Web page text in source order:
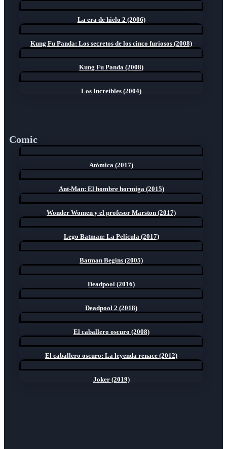
La era de hielo 2 (2006)
Kung Fu Panda: Los secretos de los cinco furiosos (2008)
Kung Fu Panda (2008)
Los Increíbles (2004)
Comic
Atómica (2017)
Ant-Man: El hombre hormiga (2015)
Wonder Women y el profesor Marston (2017)
Lego Batman: La Película (2017)
Batman Begins (2005)
Deadpool (2016)
Deadpool 2 (2018)
El caballero oscuro (2008)
El caballero oscuro: La leyenda renace (2012)
Joker (2019)